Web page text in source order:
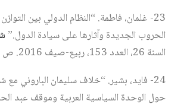
23- غلمان، فاطمة. “النظام الدولي بين
الحروب الجديدة وآثارها على سيادة الدول.”
السنة 26، العدد 153، ربيع-صيف 2016. ص 62-78.
24- فايد، بشير. “خلاف سليمان الباروني
حول الوحدة السياسية العربية وموقف عبد